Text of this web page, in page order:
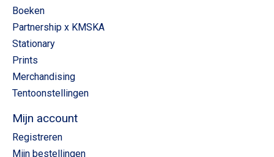
Boeken
Partnership x KMSKA
Stationary
Prints
Merchandising
Tentoonstellingen
Mijn account
Registreren
Mijn bestellingen